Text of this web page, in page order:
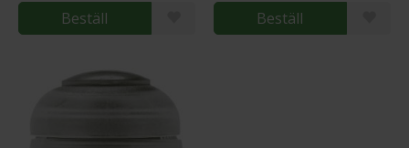
Beställ Beställ